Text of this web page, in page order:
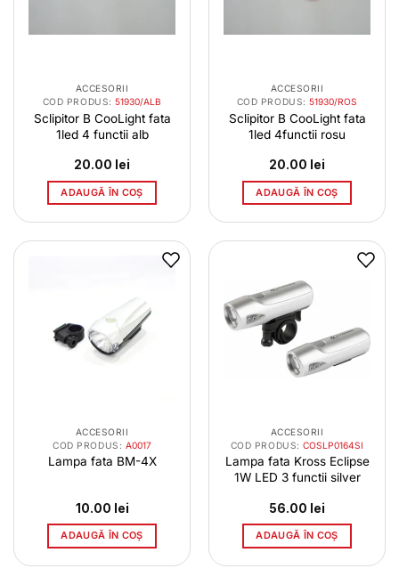
ACCESORII
COD PRODUS:51930/ALB
Sclipitor B CooLight fata
1led 4 functii alb
20.00 lei
ADAUGĂ ÎN COȘ
ACCESORII
COD PRODUS:51930/ROS
Sclipitor B CooLight fata
1led 4functii rosu
20.00 lei
ADAUGĂ ÎN COȘ
ACCESORII
COD PRODUS: A0017
Lampa fata BM-4X
10.00 lei
ADAUGĂ ÎN COȘ
ACCESORII
COD PRODUS:COSLP0164SI
Lampa fata Kross Eclipse
1W LED 3 functii silver
56.00 lei
ADAUGĂ ÎN COȘ